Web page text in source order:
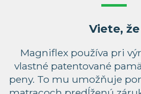
Viete, že
Magniflex používa pri
vlastné patentované
peny. To mu umožňuje